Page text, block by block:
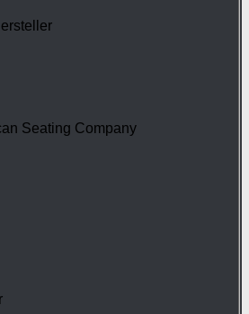
Seating Company